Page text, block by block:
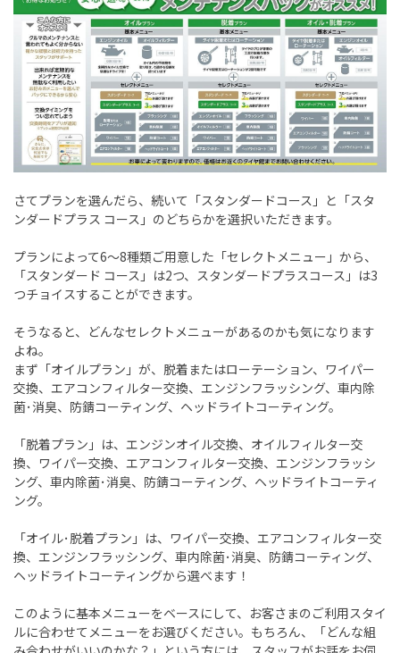
さてプランを選んだら、続いて「スタンダードコース」と「スタ
ンダードプラス コース」のどちらかを選択いただきます。
プランによって6〜8種類ご用意した「セレクトメニュー」から、
「スタンダード コース」は2つ、スタンダードプラスコース」は3
つチョイスすることができます。
そうなると、どんなセレクトメニューがあるのかも気になります
よね。
まず「オイルプラン」が、脱着またはローテーション、ワイパー
交換、エアコンフィルター交換、エンジンフラッシング、車内除
菌･消臭、防錆コーティング、ヘッドライトコーティング。
「脱着プラン」は、エンジンオイル交換、オイルフィルター交
換、ワイパー交換、エアコンフィルター交換、エンジンフラッシ
ング、車内除菌･消臭、防錆コーティング、ヘッドライトコーティ
ング。
「オイル･脱着プラン」は、ワイパー交換、エアコンフィルター交
換、エンジンフラッシング、車内除菌･消臭、防錆コーティング、
ヘッドライトコーティングから選べます！
このように基本メニューをベースにして、お客さまのご利用スタイ
ルに合わせてメニューをお選びください。もちろん、「どんな組